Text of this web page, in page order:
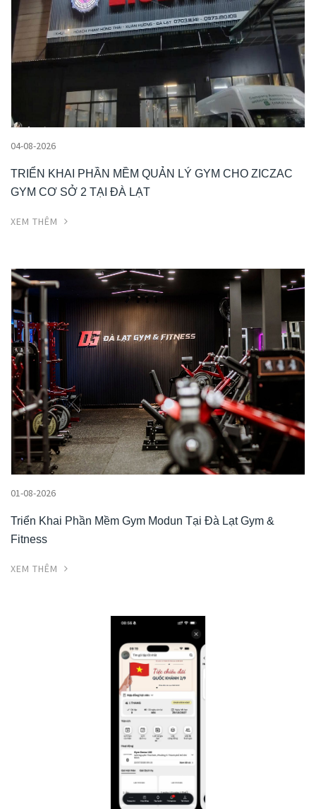
04-08-2026
TRIỂN KHAI PHẦN MỀM QUẢN LÝ GYM CHO ZICZAC
GYM CƠ SỞ 2 TẠI ĐÀ LẠT
XEM THÊM
01-08-2026
Triển Khai Phần Mềm Gym Modun Tại Đà Lạt Gym &
Fitness
XEM THÊM